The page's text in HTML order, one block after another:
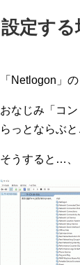
設定する
「Netlogon」
おなじみ「コ
らっとならぶ
そうすると…、